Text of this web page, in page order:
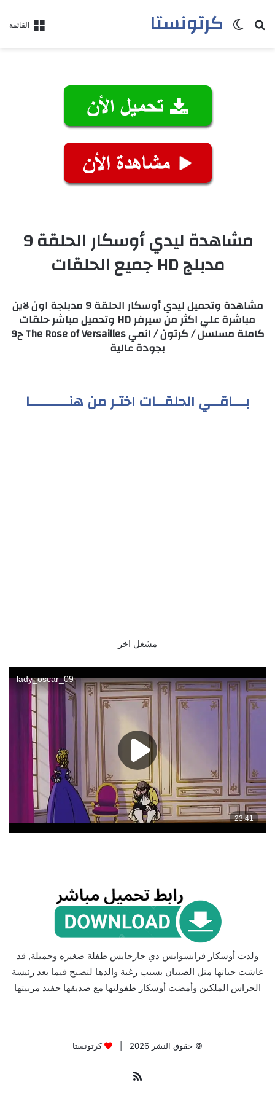
القائمة كرتونستابحث عنالوضع المظلم
مشاهدة ليدي أوسكار الحلقة 9
مدبلج HD جميع الحلقات
مشاهدة وتحميل ليدي أوسكار الحلقة 9 مدبلجة اون لاين
مباشرة علي اكثر من سيرفر HD وتحميل مباشر حلقات
كاملة مسلسل / كرتون / انمي The Rose of Versailles ح9
بجودة عالية
بـــاقــي الحلقــات اختـر من هنـــــــــا
مشغل اخر
ولدت أوسكار فرانسوايس دي جارجايس طفلة صغيره وجميلة, قد
عاشت حياتها مثل الصبيان بسبب رغبة والدها لتصبح فيما بعد رئيسة
الحراس الملكين وأمضت أوسكار طفولتها مع صديقها حفيد مربيتها
© حقوق النشر 2026 | كرتونستا
ملخص